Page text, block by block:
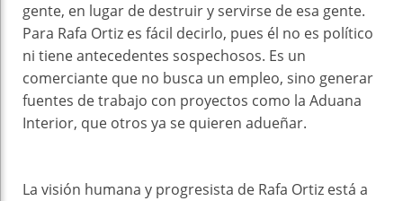
gente, en lugar de destruir y servirse de esa gente.
Para Rafa Ortiz es fácil decirlo, pues él no es político
ni tiene antecedentes sospechosos. Es un
comerciante que no busca un empleo, sino generar
fuentes de trabajo con proyectos como la Aduana
Interior, que otros ya se quieren adueñar.
La visión humana y progresista de Rafa Ortiz está a